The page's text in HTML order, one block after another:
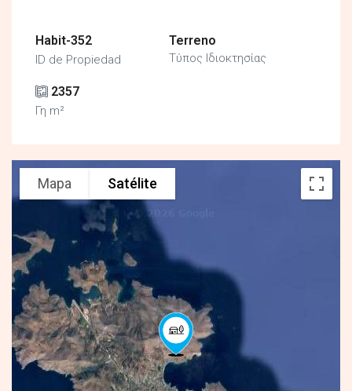
Habit-352
ID de Propiedad
Terreno
Τύπος Ιδιοκτησίας
2357
Γη m²
Mapa Satélite